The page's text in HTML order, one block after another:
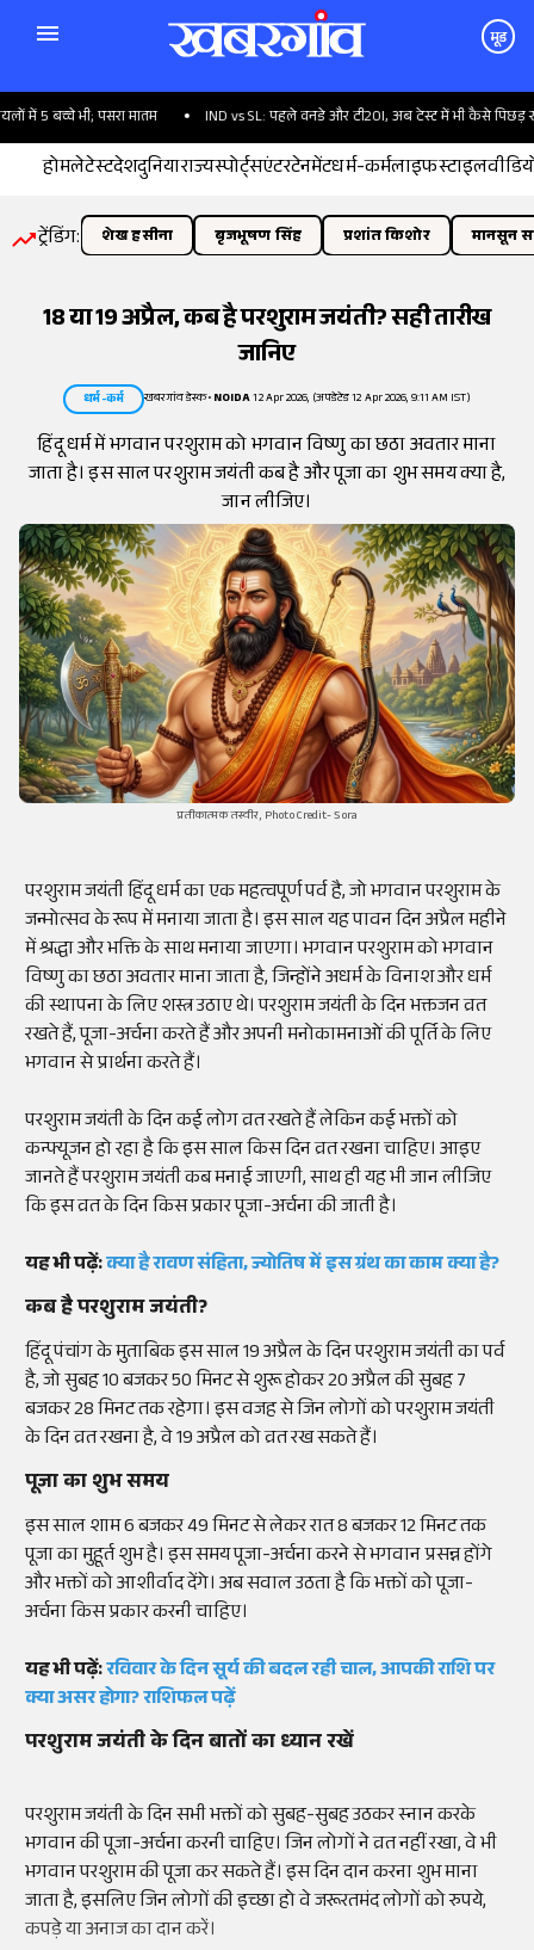
मूड
5 बच्चे भी; पसरा मातम IND vs SL: पहले वनडे और टी20I, अब टेस्ट में भी कैसे पिछड़ रहे
होमलेटेस्टदेशदुनियाराज्यस्पोर्ट्सएंटरटेनमेंटधर्म-कर्मलाइफस्टाइल
ट्रेंडिंग: शेख हसीना बृजभूषण सिंह प्रशांत किशोर मानसून
18 या 19 अप्रैल, कब है परशुराम जयंती? सही तारीख
जानिए
धर्म-कर्म खबरगांव डेस्क•NOIDA12 Apr 2026, (अपडेटेड 12 Apr 2026, 9:11 AM IST)
हिंदू धर्म में भगवान परशुराम को भगवान विष्णु का छठा अवतार माना
जाता है। इस साल परशुराम जयंती कब है और पूजा का शुभ समय क्या है,
जान लीजिए।
प्रतीकात्मक तस्वीर, Photo Credit- Sora
परशुराम जयंती हिंदू धर्म का एक महत्वपूर्ण पर्व है, जो भगवान परशुराम के
जन्मोत्सव के रूप में मनाया जाता है। इस साल यह पावन दिन अप्रैल महीने
में श्रद्धा और भक्ति के साथ मनाया जाएगा। भगवान परशुराम को भगवान
विष्णु का छठा अवतार माना जाता है, जिन्होंने अधर्म के विनाश और धर्म
की स्थापना के लिए शस्त्र उठाए थे। परशुराम जयंती के दिन भक्तजन व्रत
रखते हैं, पूजा-अर्चना करते हैं और अपनी मनोकामनाओं की पूर्ति के लिए
भगवान से प्रार्थना करते हैं।
परशुराम जयंती के दिन कई लोग व्रत रखते हैं लेकिन कई भक्तों को
कन्फ्यूजन हो रहा है कि इस साल किस दिन व्रत रखना चाहिए। आइए
जानते हैं परशुराम जयंती कब मनाई जाएगी, साथ ही यह भी जान लीजिए
कि इस व्रत के दिन किस प्रकार पूजा-अर्चना की जाती है।
यह भी पढ़ें:क्या है रावण संहिता, ज्योतिष में इस ग्रंथ का काम क्या है?
कब है परशुराम जयंती?
हिंदू पंचांग के मुताबिक इस साल 19 अप्रैल के दिन परशुराम जयंती का पर्व
है, जो सुबह 10 बजकर 50 मिनट से शुरू होकर 20 अप्रैल की सुबह 7
बजकर 28 मिनट तक रहेगा। इस वजह से जिन लोगों को परशुराम जयंती
के दिन व्रत रखना है, वे 19 अप्रैल को व्रत रख सकते हैं।
पूजा का शुभ समय
इस साल शाम 6 बजकर 49 मिनट से लेकर रात 8 बजकर 12 मिनट तक
पूजा का मुहूर्त शुभ है। इस समय पूजा-अर्चना करने से भगवान प्रसन्न होंगे
और भक्तों को आशीर्वाद देंगे। अब सवाल उठता है कि भक्तों को पूजा-
अर्चना किस प्रकार करनी चाहिए।
यह भी पढ़ें:रविवार के दिन सूर्य की बदल रही चाल, आपकी राशि पर
क्या असर होगा? राशिफल पढ़ें
परशुराम जयंती के दिन बातों का ध्यान रखें
परशुराम जयंती के दिन सभी भक्तों को सुबह-सुबह उठकर स्नान करके
भगवान की पूजा-अर्चना करनी चाहिए। जिन लोगों ने व्रत नहीं रखा, वे भी
भगवान परशुराम की पूजा कर सकते हैं। इस दिन दान करना शुभ माना
जाता है, इसलिए जिन लोगों की इच्छा हो वे जरूरतमंद लोगों को रुपये,
कपड़े या अनाज का दान करें।